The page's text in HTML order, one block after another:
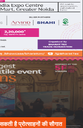
है प्रोत्साहनों की सौगात